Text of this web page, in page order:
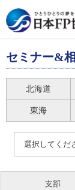
セミナー&
北海道
東海
選択してくだ
支部